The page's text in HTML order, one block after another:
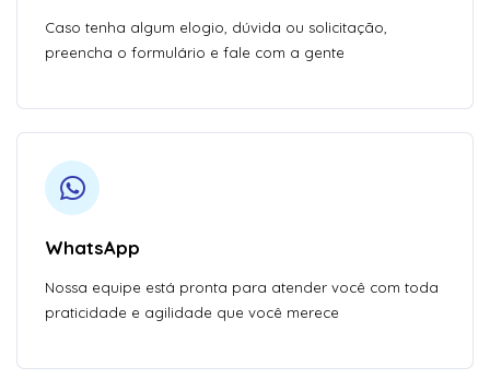
Caso tenha algum elogio, dúvida ou solicitação,
preencha o formulário e fale com a gente
WhatsApp
Nossa equipe está pronta para atender você com toda
praticidade e agilidade que você merece